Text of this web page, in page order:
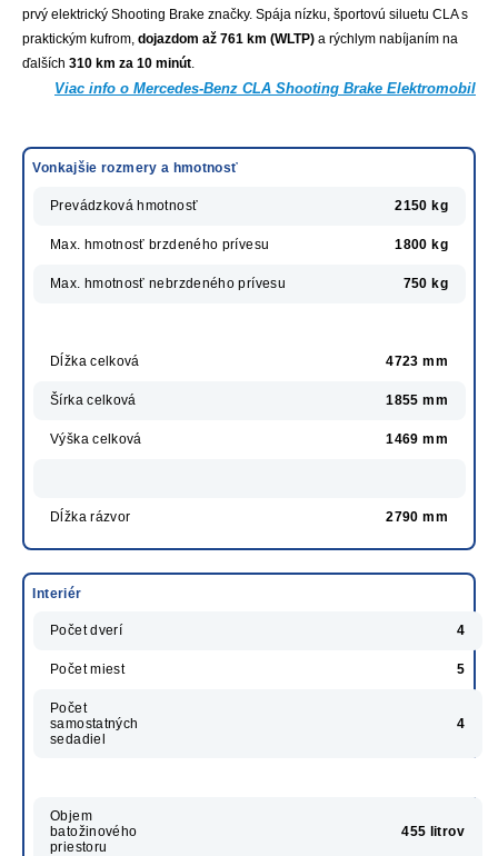
prvý elektrický Shooting Brake značky. Spája nízku, športovú siluetu CLA s
praktickým kufrom, dojazdom až 761 km (WLTP) a rýchlym nabíjaním na
ďalších 310 km za 10 minút.
Viac info o Mercedes-Benz CLA Shooting Brake Elektromobil
Vonkajšie rozmery a hmotnosť
Prevádzková hmotnosť 2150 kg
Max. hmotnosť brzdeného prívesu 1800 kg
Max. hmotnosť nebrzdeného prívesu 750 kg
Dĺžka celková 4723 mm
Šírka celková 1855 mm
Výška celková 1469 mm
Dĺžka rázvor 2790 mm
Interiér
Počet dverí 4
Počet miest 5
Počet
samostatných
sedadiel
4
Objem
batožinového
priestoru
455 litrov